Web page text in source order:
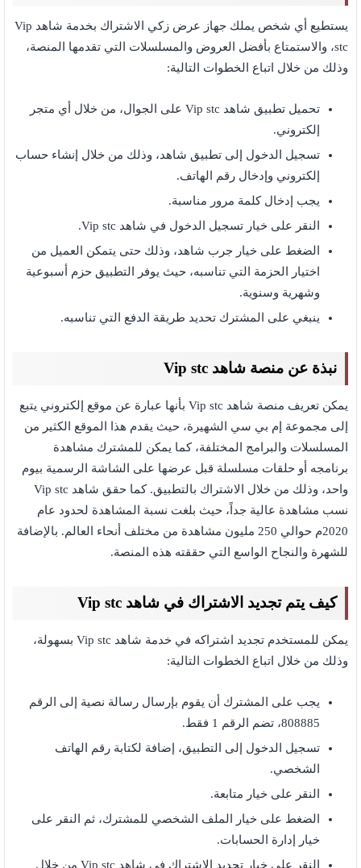
يستطيع أي شخص يملك جهاز عرض زكي الاشتراك بخدمة شاهد Vip
stc، والاستمتاع بأفضل العروض والمسلسلات التي تقدمها المنصة،
وذلك من خلال اتباع الخطوات التالية:
تحميل تطبيق شاهد Vip stc على الجوال، من خلال أي متجر
إلكتروني.
تسجيل الدخول إلى تطبيق شاهد، وذلك من خلال إنشاء حساب
إلكتروني وإدخال رقم الهاتف.
يجب إدخال كلمة مرور مناسبة.
النقر على خيار تسجيل الدخول في شاهد Vip stc.
الضغط على خيار جرب شاهد، وذلك حتى يتمكن العميل من
اختيار الحزمة التي تناسبه، حيث يوفر التطبيق حزم أسبوعية
وشهرية وسنوية.
ينبغي على المشترك تحديد طريقة الدفع التي تناسبه.
نبذة عن منصة شاهد Vip stc
يمكن تعريف منصة شاهد Vip stc بأنها عبارة عن موقع إلكتروني يتبع
إلى مجموعة إم بي سي الشهيرة، حيث يقدم هذا الموقع الكثير من
المسلسلات والبرامج المختلفة، كما يمكن للمشترك مشاهدة
برنامجه أو حلقات مسلسلة قبل عرضها على الشاشة الرسمية بيوم
واحد، وذلك من خلال الاشتراك بالتطبيق. كما حقق شاهد Vip stc
نسب مشاهدة عالية جداً، حيث بلغت نسبة المشاهدة لحدود عام
2020م حوالي 250 مليون مشاهدة من مختلف أنحاء العالم. بالإضافة
للشهرة والنجاح الواسع التي حققته هذه المنصة.
كيف يتم تجديد الاشتراك في شاهد Vip stc
يمكن للمستخدم تجديد اشتراكه في خدمة شاهد Vip stc بسهولة،
وذلك من خلال اتباع الخطوات التالية:
يجب على المشترك أن يقوم بإرسال رسالة نصية إلى الرقم
808885، تضم الرقم 1 فقط.
تسجيل الدخول إلى التطبيق، إضافة لكتابة رقم الهاتف
الشخصي.
النقر على خيار متابعة.
الضغط على خيار الملف الشخصي للمشترك، ثم النقر على
خيار إدارة الحسابات.
النقر على خيار تجديد الاشتراك في شاهد Vip stc من خلال